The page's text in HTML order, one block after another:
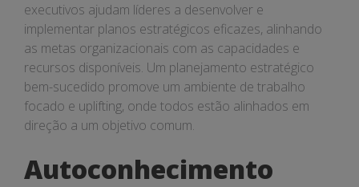
executivos ajudam líderes a desenvolver e
implementar planos estratégicos eficazes, alinhando
as metas organizacionais com as capacidades e
recursos disponíveis. Um planejamento estratégico
bem-sucedido promove um ambiente de trabalho
focado e uplifting, onde todos estão alinhados em
direção a um objetivo comum.
Autoconhecimento